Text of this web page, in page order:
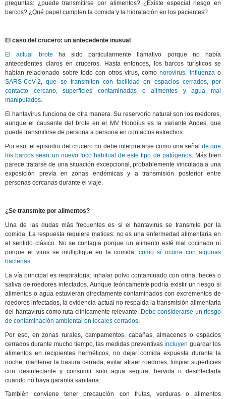
preguntas: ¿puede transmitirse por alimentos? ¿Existe especial riesgo en
barcos? ¿Qué papel cumplen la comida y la hidratación en los pacientes?
El caso del crucero: un antecedente inusual
El actual brote ha sido particularmente llamativo porque no había
antecedentes claros en cruceros. Hasta entonces, los barcos turísticos se
habían relacionado sobre todo con otros virus, comonorovirus, influenzao
SARS-CoV-2,que se transmiten con facilidad en espacios cerrados, por
contacto cercano, superficies contaminadas o alimentos y agua mal
manipulados.
El hantavirus funciona de otra manera. Su reservorio natural son los roedores,
aunque el causante del brote en el MV Hondius es la variante Andes, que
puede transmitirse de persona a persona en contactos estrechos.
Por eso, el episodio del crucero no debe interpretarse como una señal de que
los barcos sean un nuevo foco habitual de este tipo de patógenos. Más bien
parece tratarse de una situación excepcional, probablemente vinculada a una
exposición previa en zonas endémicas y a transmisión posterior entre
personas cercanas durante el viaje.
¿Se transmite por alimentos?
Una de las dudas más frecuentes es si el hantavirus se transmite por la
comida. La respuesta requiere matices: no es una enfermedad alimentaria en
el sentido clásico. No se contagia porque un alimento esté mal cocinado ni
porque el virus se multiplique en la comida,como sí ocurre con algunas
bacterias
La vía principal es respiratoria: inhalar polvo contaminado con orina, heces o
saliva de roedores infectados. Aunque teóricamente podría existir un riesgo si
alimentos o agua estuvieran directamente contaminados con excrementos de
roedores infectados, la evidencia actual no respalda la transmisión alimentaria
del hantavirus como ruta clínicamente relevante. Debe considerarse un riesgo
de contaminación ambiental en locales cerrados
Por eso, en zonas rurales, campamentos, cabañas, almacenes o espacios
cerrados durante mucho tiempo, las medidas preventivasincluyen guardar los
alimentos en recipientes herméticos, no dejar comida expuesta durante la
noche, mantener la basura cerrada, evitar atraer roedores, limpiar superficies
con desinfectante y consumir solo agua segura, hervida o desinfectada
cuando no haya garantía sanitaria.
También conviene tener precaución con frutas, verduras o alimentos